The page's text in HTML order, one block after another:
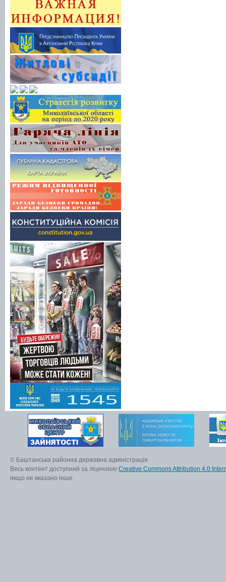
© Баштанська районна державна адміністрація
Весь контент доступний за ліцензією Creative Commons Attribution 4.0
якщо не вказано інше